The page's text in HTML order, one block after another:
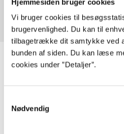
Hjemmesiden bruger cookies
Vi bruger cookies til
brugervenlighed. Du kan til
tilbagetrække dit samtykke ved
bunden af siden. Du kan læse
cookies under ”Detaljer”.
Nødvendig
Alle registrerede artikler fordelt